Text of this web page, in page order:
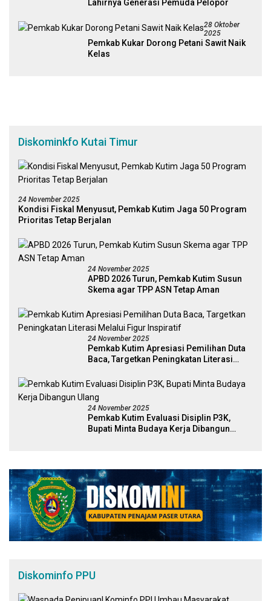
Lahirnya Generasi Pemuda Pelopor
28 Oktober
2025
Pemkab Kukar Dorong Petani Sawit Naik
Kelas
Diskominkfo Kutai Timur
24 November 2025
Kondisi Fiskal Menyusut, Pemkab Kutim Jaga 50 Program
Prioritas Tetap Berjalan
24 November 2025
APBD 2026 Turun, Pemkab Kutim Susun
Skema agar TPP ASN Tetap Aman
24 November 2025
Pemkab Kutim Apresiasi Pemilihan Duta
Baca, Targetkan Peningkatan Literasi
24 November 2025
Pemkab Kutim Evaluasi Disiplin P3K,
Bupati Minta Budaya Kerja Dibangun
Diskominfo PPU